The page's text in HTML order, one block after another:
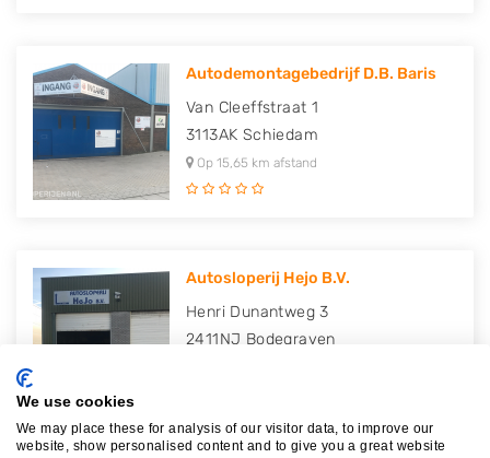
Autodemontagebedrijf D.B. Baris
Van Cleeffstraat 1
3113AK Schiedam
Op 15,65 km afstand
Autosloperij Hejo B.V.
Henri Dunantweg 3
2411NJ Bodegraven
We use cookies
We may place these for analysis of our visitor data, to improve our
website, show personalised content and to give you a great website